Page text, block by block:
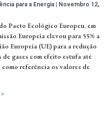
para a Energia
Novembro 12,
Pacto Ecológico Europeu, em
Europeia elevou para 55% a
Europeia (UE) para a redução
de gases com efeito estufa até
como referência os valores de